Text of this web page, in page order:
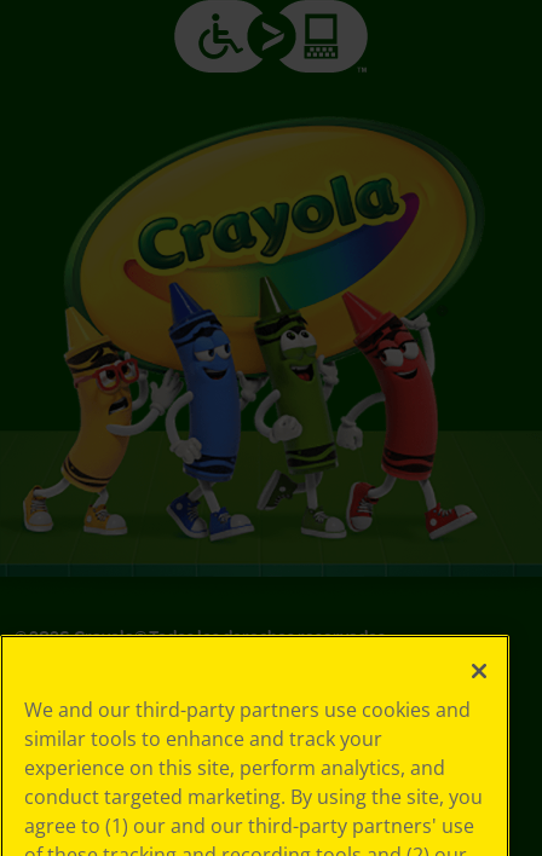
©2026Crayola® Todos los derechos reservados.
de privacidad
Política de
privacidad
Términos de SMS
GDPR
Aviso de
We and our third-party partners use cookies and
similar tools to enhance and track your
experience on this site, perform analytics, and
conduct targeted marketing. By using the site, you
agree to (1) our and our third-party partners' use